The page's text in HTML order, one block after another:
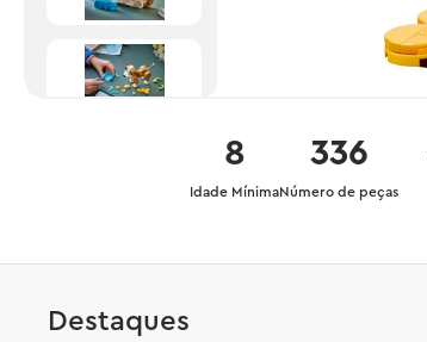
336
Número de peças
8
Idade Mínima
Destaques